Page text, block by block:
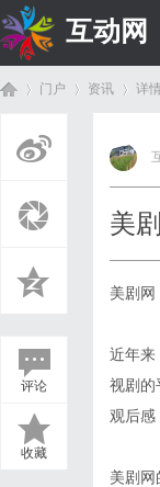
互动网
门户 资讯
›
详
评论
收藏
美
美剧网
近年来
视剧的
观后感
美剧